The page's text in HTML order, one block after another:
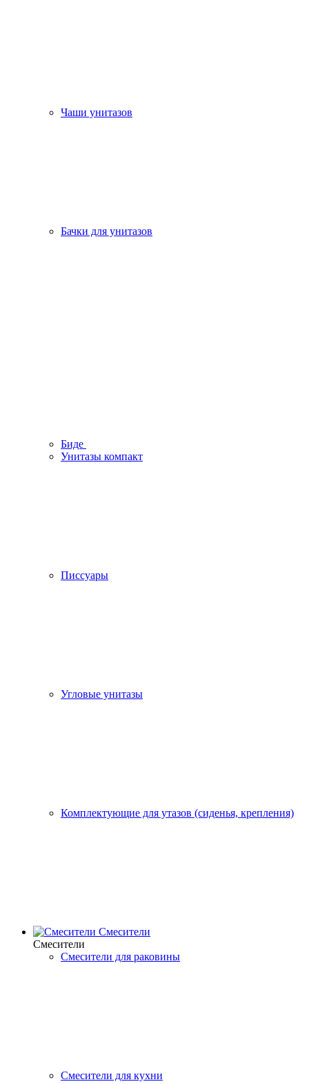
Чаши унитазов
Бачки для унитазов
Биде
Унитазы компакт
Писсуары
Угловые унитазы
Комплектующие для утазов (сиденья, крепления)
Смесители
Смесители
Смесители для раковины
Смесители для кухни